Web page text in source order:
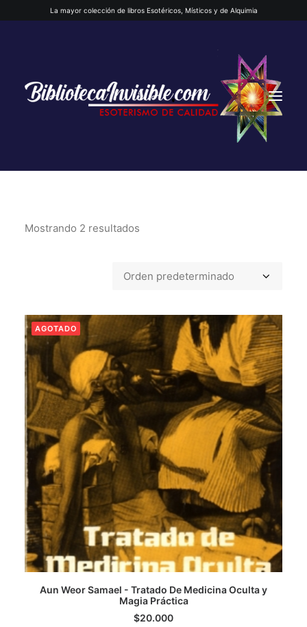
La mayor colección de libros Esotéricos, Místicos y de Alquimia
INICIO
CATEGORÍAS
AUTORES DESTACADOS
GLOSARIO
CONTACTO
LOGIN / REGISTER
CART
Mostrando 2 resultados
AGOTADO
LEER MÁS
Aun Weor Samael - Tratado De Medicina Oculta y
Magia Práctica
$20.000